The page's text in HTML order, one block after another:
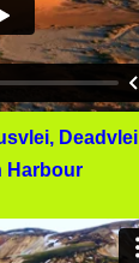
Harbour